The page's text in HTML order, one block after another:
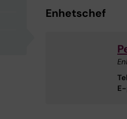
Enhetschef